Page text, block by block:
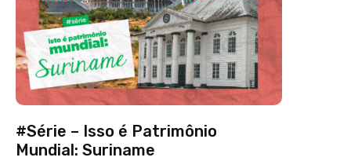
#Série – Isso é Patrimônio
Mundial: Suriname